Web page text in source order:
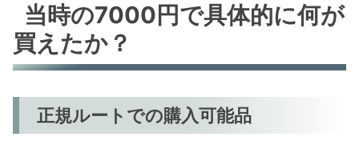
当時の7000円で具体的に何が
買えたか？
正規ルートでの購入可能品